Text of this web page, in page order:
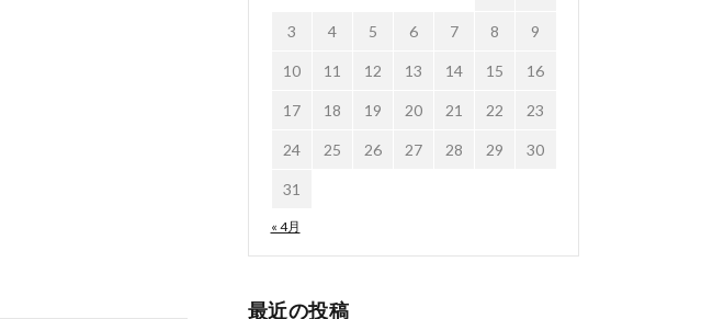
« 4月
3 4 5 6 7 8 9
10 11 12 13 14 15 16
17 18 19 20 21 22 23
24 25 26 27 28 29 30
31
最近の投稿